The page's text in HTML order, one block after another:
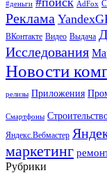
#деньги AdFox
Реклама
ВКонтакте Видео Выдача
Исследования
Новости
релизы Приложения
Смартфоны
Яндекс.Вебмастер
маркетинг
Рубрики